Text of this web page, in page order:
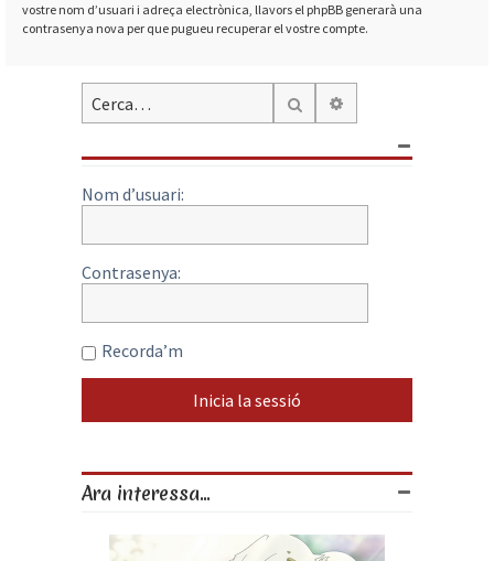
vostre nom d’usuari i adreça electrònica, llavors el phpBB generarà una
contrasenya nova per que pugueu recuperar el vostre compte.
Cerca
Nom d’usuari:
Contrasenya:
Recorda’m
Ara interessa...